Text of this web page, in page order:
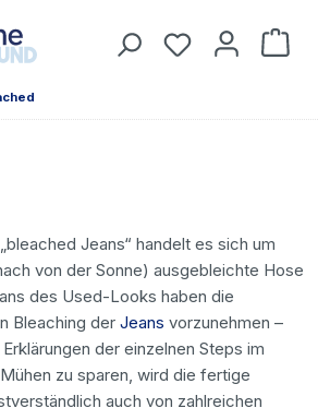
Du hast 0
Jeans“ handelt es sich um
von der Sonne) ausgebleichte Hose
des Used-Looks haben die
Bleaching der Jeans vorzunehmen –
der einzelnen Steps im
zu sparen, wird die fertige
auch von zahlreichen